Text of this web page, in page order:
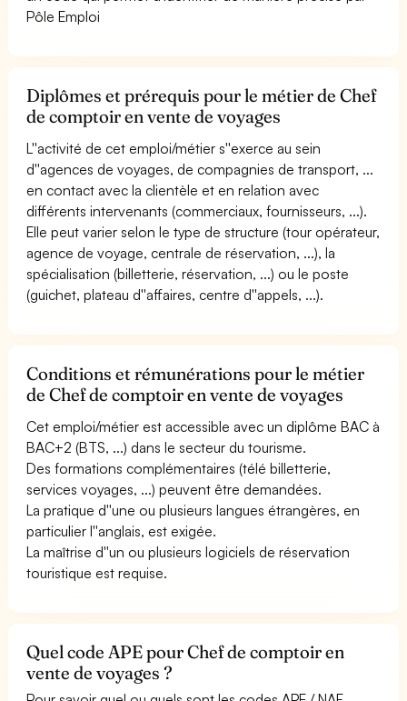
Pôle Emploi
Diplômes et prérequis pour le métier de Chef
de comptoir en vente de voyages
L''activité de cet emploi/métier s''exerce au sein
d''agences de voyages, de compagnies de transport, ...
en contact avec la clientèle et en relation avec
différents intervenants (commerciaux, fournisseurs, ...).
Elle peut varier selon le type de structure (tour opérateur,
agence de voyage, centrale de réservation, ...), la
spécialisation (billetterie, réservation, ...) ou le poste
(guichet, plateau d''affaires, centre d''appels, ...).
Conditions et rémunérations pour le métier
de Chef de comptoir en vente de voyages
Cet emploi/métier est accessible avec un diplôme BAC à
BAC+2 (BTS, ...) dans le secteur du tourisme.
Des formations complémentaires (télé billetterie,
services voyages, ...) peuvent être demandées.
La pratique d''une ou plusieurs langues étrangères, en
particulier l''anglais, est exigée.
La maîtrise d''un ou plusieurs logiciels de réservation
touristique est requise.
Quel code APE pour Chef de comptoir en
vente de voyages ?